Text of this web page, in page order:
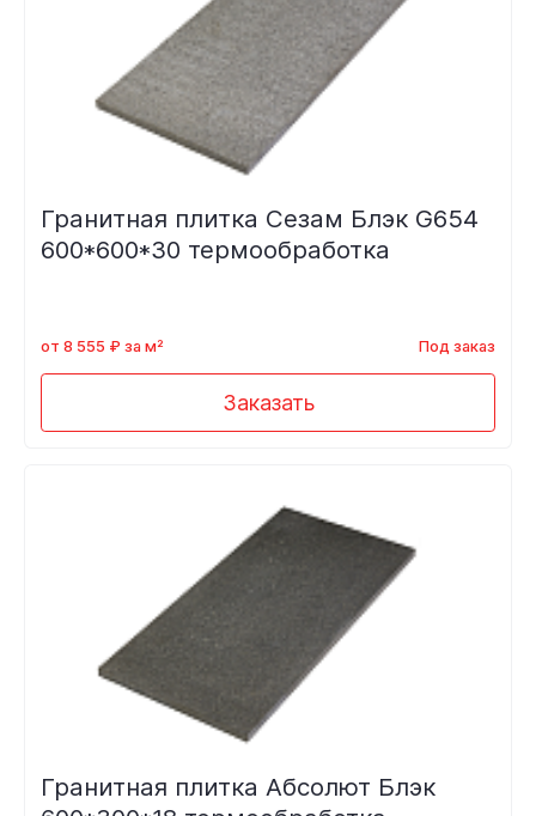
Гранитная плитка Сезам Блэк G654
600*600*30 термообработка
от 8 555 ₽ за м² Под заказ
Заказать
Гранитная плитка Абсолют Блэк